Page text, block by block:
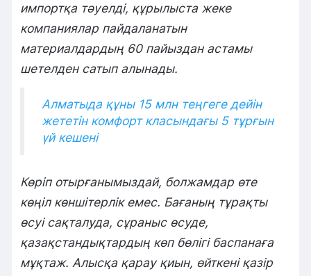
импортқа тәуелді, құрылыста жеке
компаниялар пайдаланатын
материалдардың 60 пайыздан астамы
шетелден сатып алынады.
Алматыда құны 15 млн теңгеге дейін
жететін комфорт класындағы 5 тұрғын
үй кешені
Көріп отырғанымыздай, болжамдар өте
көңіл көншітерлік емес. Бағаның тұрақты
өсуі сақталуда, сұраныс өсуде,
қазақстандықтардың көп бөлігі баспанаға
мұқтаж. Алысқа қарау қиын, өйткені қазір